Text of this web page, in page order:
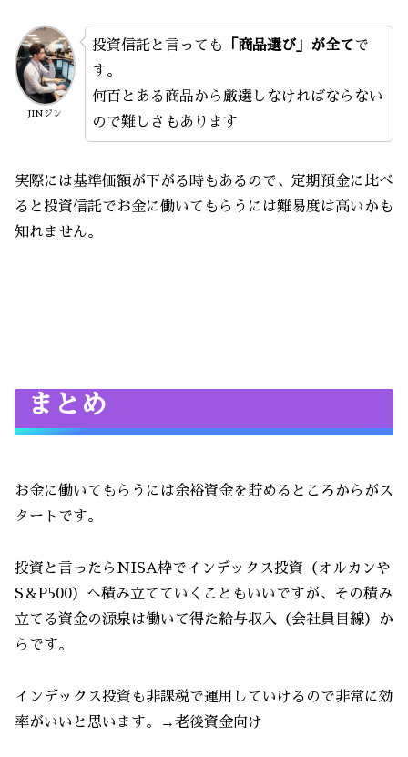
JINジン
投資信託と言っても 「商品選び」が全てで
す。
何百とある商品から厳選しなければならない
ので難しさもあります
実際には基準価額が下がる時もあるので、定期預金に比べ
ると投資信託でお金に働いてもらうには難易度は高いかも
知れません。
まとめ
お金に働いてもらうには余裕資金を貯めるところからがス
タートです。
投資と言ったらNISA枠でインデックス投資（オルカンや
S＆P500）へ積み立てていくこともいいですが、その積み
立てる資金の源泉は働いて得た給与収入（会社員目線）か
らです。
インデックス投資も非課税で運用していけるので非常に効
率がいいと思います。→老後資金向け